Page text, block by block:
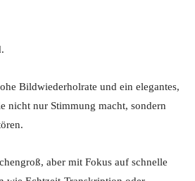
Bildwiederholrate und ein elegantes,
nicht nur Stimmung macht, sondern
aber mit Fokus auf schnelle